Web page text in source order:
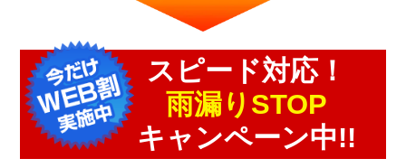
スピード対応！
雨漏りSTOP
キャンペーン中!!